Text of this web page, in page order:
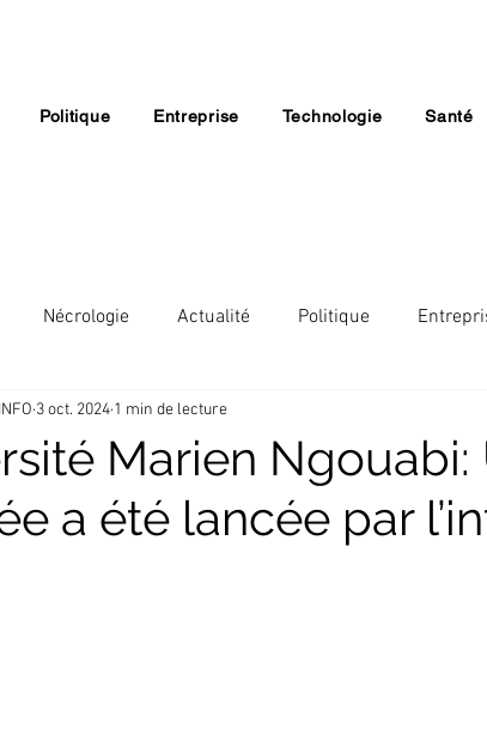
Politique Entreprise Technologie Santé
Nécrologie Actualité Politique
Lifestyle
Marien Ngouabi:
a été lancée par
3 oct. 2024 1 min de lecture